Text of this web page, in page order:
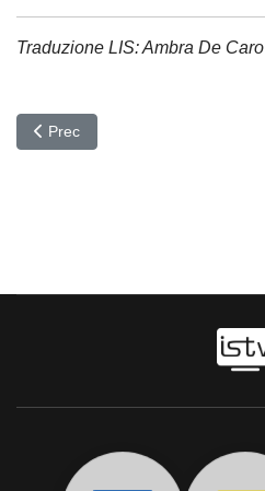
Traduzione LIS: Ambra De Caro
Articolo precedente: BANKITALIA
Prec